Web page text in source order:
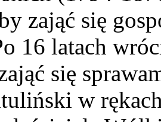
zająć się
16 latach
się
w